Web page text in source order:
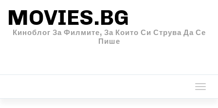
MOVIES.BG
Киноблог За Филмите, За Които Си Струва Да Се
Пише